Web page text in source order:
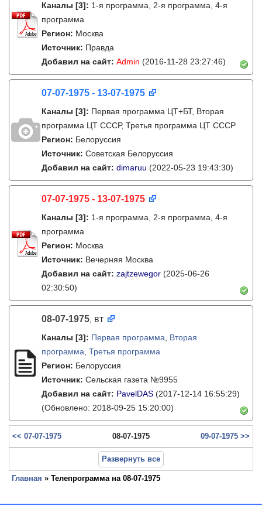
Каналы [3]: 1-я программа, 2-я программа, 4-я
программа
Регион: Москва
Источник: Правда
Добавил на сайт: Admin (2016-11-28 23:27:46)
07-07-1975 - 13-07-1975
Каналы [3]: Первая программа ЦТ+БТ, Вторая
программа ЦТ ССCР, Третья программа ЦТ ССCР
Регион: Белоруссия
Источник: Советская Белоруссия
Добавил на сайт: dimaruu (2022-05-23 19:43:30)
07-07-1975 - 13-07-1975
Каналы [3]: 1-я программа, 2-я программа, 4-я
программа
Регион: Москва
Источник: Вечерняя Москва
Добавил на сайт: zajtzewegor (2025-06-26
02:30:50)
08-07-1975, вт
Каналы [3]: Первая программа
Вторая
программа Третья программа
Регион: Белоруссия
Источник: Сельская газета №9955
Добавил на сайт: PavelDAS (2017-12-14 16:55:29)
(Обновлено: 2018-09-25 15:20:00)
<< 07-07-1975 08-07-1975 09-07-1975 >>
Развернуть все
Главная » Телепрограмма на 08-07-1975